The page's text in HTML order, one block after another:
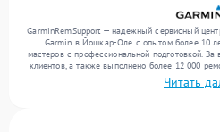
GarminRemSupport — надежный сервисный
Garmin в Йошкар-Оле с опытом более 10
мастеров с профессиональной подготовкой.
клиентов, а также выполнено более 12 000
поступает свыше 300 единиц техники,
неисправностей и поддерживаем высокий
Читать